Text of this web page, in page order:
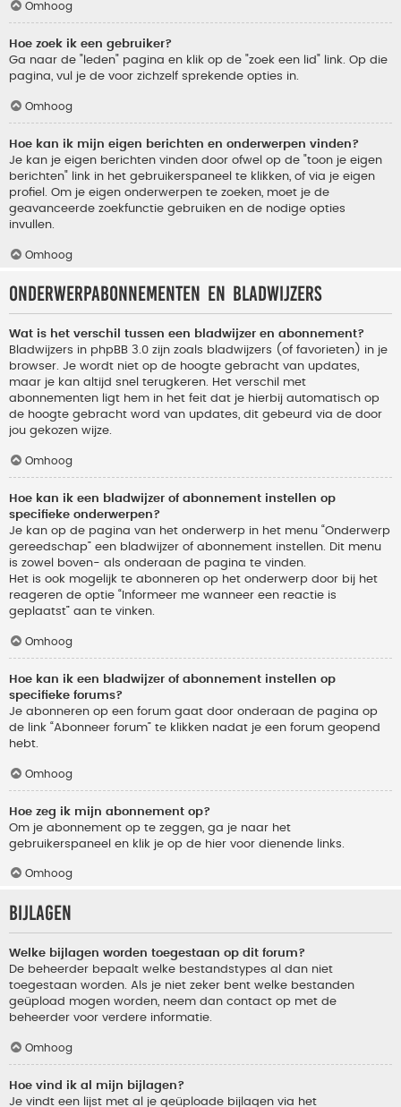
Omhoog
Hoe zoek ik een gebruiker?
Ga naar de "leden" pagina en klik op de "zoek een lid" link. Op die
pagina, vul je de voor zichzelf sprekende opties in.
Omhoog
Hoe kan ik mijn eigen berichten en onderwerpen vinden?
Je kan je eigen berichten vinden door ofwel op de "toon je eigen
berichten" link in het gebruikerspaneel te klikken, of via je eigen
profiel. Om je eigen onderwerpen te zoeken, moet je de
geavanceerde zoekfunctie gebruiken en de nodige opties
invullen.
Omhoog
Onderwerpabonnementen en bladwijzers
Wat is het verschil tussen een bladwijzer en abonnement?
Bladwijzers in phpBB 3.0 zijn zoals bladwijzers (of favorieten) in je
browser. Je wordt niet op de hoogte gebracht van updates,
maar je kan altijd snel terugkeren. Het verschil met
abonnementen ligt hem in het feit dat je hierbij automatisch op
de hoogte gebracht word van updates, dit gebeurd via de door
jou gekozen wijze.
Omhoog
Hoe kan ik een bladwijzer of abonnement instellen op
specifieke onderwerpen?
Je kan op de pagina van het onderwerp in het menu “Onderwerp
gereedschap” een bladwijzer of abonnement instellen. Dit menu
is zowel boven- als onderaan de pagina te vinden.
Het is ook mogelijk te abonneren op het onderwerp door bij het
reageren de optie “Informeer me wanneer een reactie is
geplaatst” aan te vinken.
Omhoog
Hoe kan ik een bladwijzer of abonnement instellen op
specifieke forums?
Je abonneren op een forum gaat door onderaan de pagina op
de link “Abonneer forum” te klikken nadat je een forum geopend
hebt.
Omhoog
Hoe zeg ik mijn abonnement op?
Om je abonnement op te zeggen, ga je naar het
gebruikerspaneel en klik je op de hier voor dienende links.
Omhoog
Bijlagen
Welke bijlagen worden toegestaan op dit forum?
De beheerder bepaalt welke bestandstypes al dan niet
toegestaan worden. Als je niet zeker bent welke bestanden
geüpload mogen worden, neem dan contact op met de
beheerder voor verdere informatie.
Omhoog
Hoe vind ik al mijn bijlagen?
Je vindt een lijst met al je geüploade bijlagen via het